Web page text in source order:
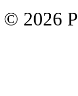
© 2026